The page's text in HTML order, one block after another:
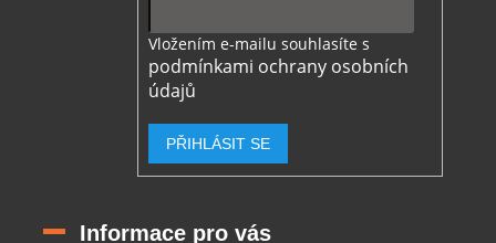
Vložením e-mailu souhlasíte s
podmínkami ochrany osobních
údajů
PŘIHLÁSIT SE
Informace pro vás